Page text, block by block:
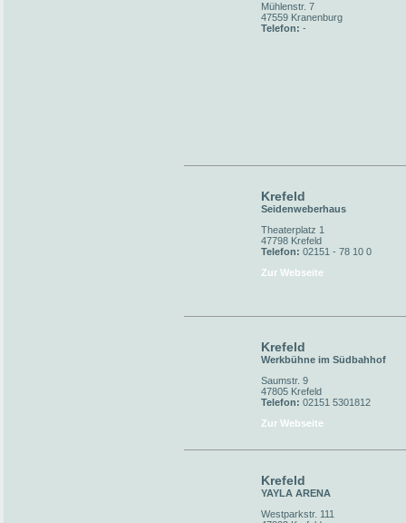
Mühlenstr. 7
47559 Kranenburg
Telefon: -
Krefeld
Seidenweberhaus
Theaterplatz 1
47798 Krefeld
Telefon: 02151 - 78 10 0
Zur Webseite
Krefeld
Werkbühne im Südbahhof
Saumstr. 9
47805 Krefeld
Telefon: 02151 5301812
Zur Webseite
Krefeld
YAYLA ARENA
Westparkstr. 111